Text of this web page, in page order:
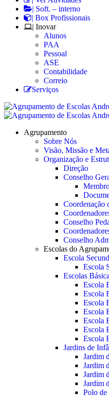
| Soft. – interno
| Box Profissionais
| Inovar
Alunos
PAA
Pessoal
ASE
Contabilidade
Correio
Serviços
Agrupamento
Sobre Nós
Visão, Missão e
Organização e
Direção
Conselho
Coordenação
Conselho
Conselho
Escolas do
Escola
Escola
Escolas
Escola
Escola
Escola
Escola
Escola
Escola
Escola
Jardins de
Jardim
Jardim
Jardim
Jardim
Polo